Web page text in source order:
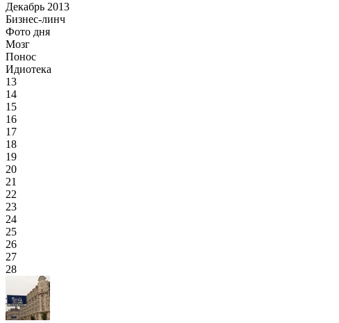
Декабрь 2013
Бизнес-линч
Фото дня
Мозг
Понос
Идиотека
13
14
15
16
17
18
19
20
21
22
23
24
25
26
27
28